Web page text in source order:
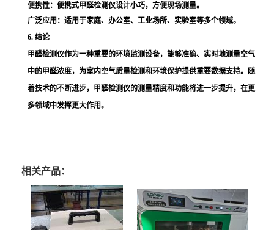
便携性：便携式甲醛检测仪设计小巧，方便现场测量。
广泛应用 ：适用于家庭、办公室、工业场所、实验室等多个领域。
6. 结论
甲醛检测仪作为一种重要的环境监测设备，能够准确、实时地测量空气
中的甲醛浓度，为室内空气质量检测和环境保护提供重要数据支持。随
着技术的不断进步，甲醛检测仪的测量精度和功能将进一步提升，在更
多领域中发挥更大作用。
相关产品：